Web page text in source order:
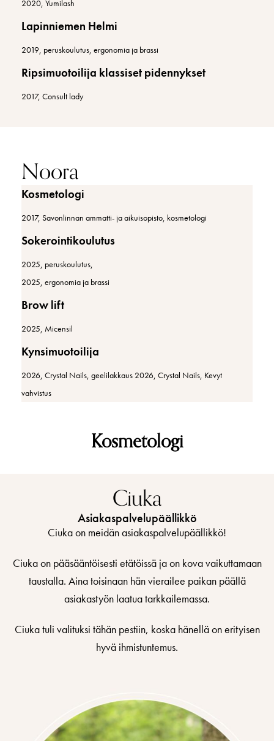
2020, Yumilash
Lapinniemen Helmi
2019, peruskoulutus, ergonomia ja brassi
Ripsimuotoilija klassiset pidennykset
2017, Consult lady
Noora
Kosmetologi
2017, Savonlinnan ammatti- ja aikuisopisto, kosmetologi
Sokerointikoulutus
2025, peruskoulutus,
2025, ergonomia ja brassi
Brow lift
2025, Micensil
Kynsimuotoilija
2026, Crystal Nails, geelilakkaus 2026, Crystal Nails, Kevyt
vahvistus
Kosmetologi
Ciuka
Asiakaspalvelupäällikkö
Ciuka on meidän asiakaspalvelupäällikkö!
Ciuka on pääsääntöisesti etätöissä ja on kova vaikuttamaan
taustalla. Aina toisinaan hän vierailee paikan päällä
asiakastyön laatua tarkkailemassa.
Ciuka tuli valituksi tähän pestiin, koska hänellä on erityisen
hyvä ihmistuntemus.